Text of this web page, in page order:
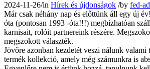
2024-11-26/in Hírek és újdonságok /by fed-
Már csak néhány nap és előttünk áll egy új
óta (pontosan 1993 -óta!!!) megbízhatóan
karnisait, rolóit partnereink részére.
megszokott választék.
Jövőre azonban kezdetét veszi nálunk valami
termék kollekció, amely még számunkra is